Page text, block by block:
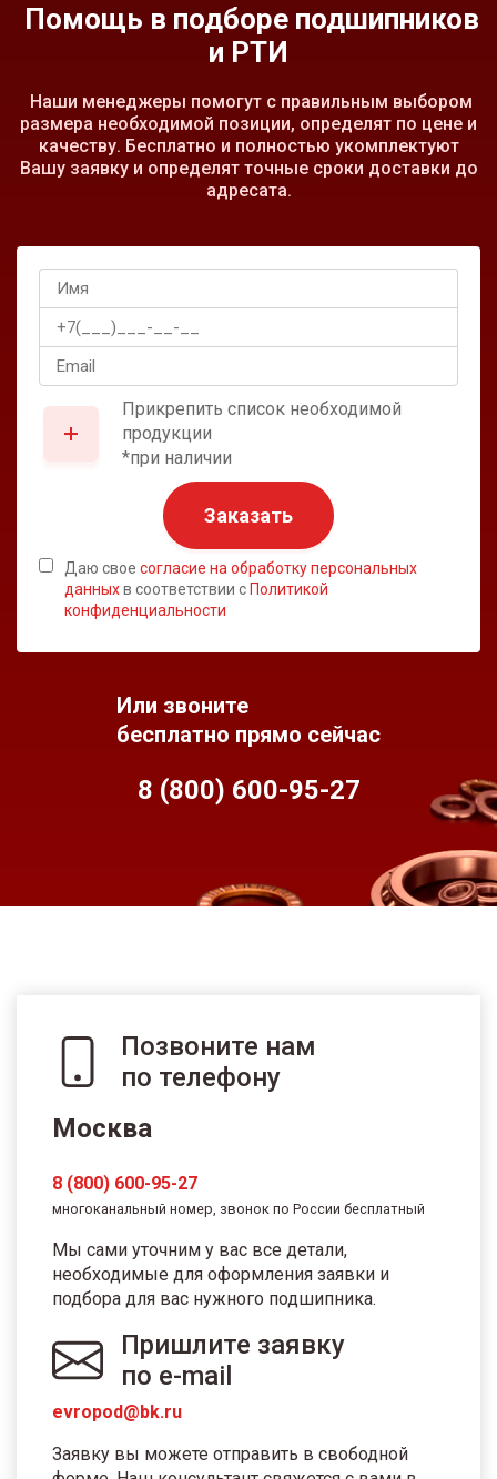
Помощь в подборе подшипников
и РТИ
Наши менеджеры помогут с правильным выбором
размера необходимой позиции, определят по цене и
качеству. Бесплатно и полностью укомплектуют
Вашу заявку и определят точные сроки доставки до
адресата.
Прикрепить список необходимой
продукции
*при наличии
Заказать
Даю свое согласие на обработку персональных
данныхв соответствии сПолитикой
конфиденциальности
Или звоните
бесплатно прямо сейчас
8 (800) 600-95-27
Позвоните нам
по телефону
Москва
8 (800) 600-95-27
многоканальный номер, звонок по России бесплатный
Мы сами уточним у вас все детали,
необходимые для оформления заявки и
подбора для вас нужного подшипника.
Пришлите заявку
по e-mail
evropod@bk.ru
Заявку вы можете отправить в свободной